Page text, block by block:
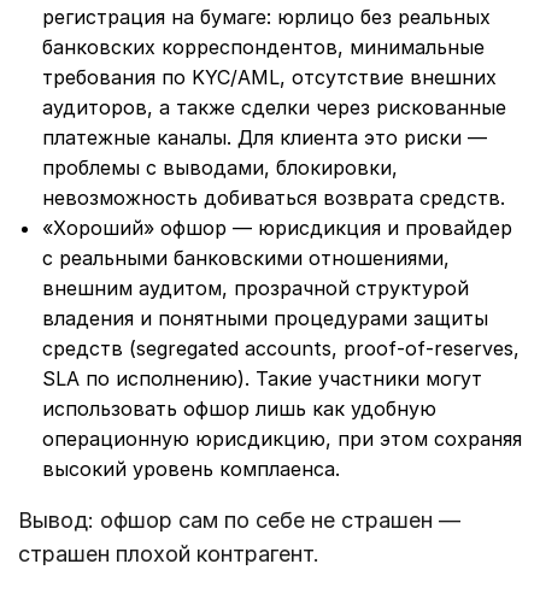
регистрация на бумаге: юрлицо без реальных
банковских корреспондентов, минимальные
требования по KYC/AML, отсутствие внешних
аудиторов, а также сделки через рискованные
платежные каналы. Для клиента это риски —
проблемы с выводами, блокировки,
невозможность добиваться возврата средств.
«Хороший» офшор — юрисдикция и провайдер
с реальными банковскими отношениями,
внешним аудитом, прозрачной структурой
владения и понятными процедурами защиты
средств (segregated accounts, proof-of-reserves,
SLA по исполнению). Такие участники могут
использовать офшор лишь как удобную
операционную юрисдикцию, при этом сохраняя
высокий уровень комплаенса.
Вывод: офшор сам по себе не страшен —
страшен плохой контрагент.